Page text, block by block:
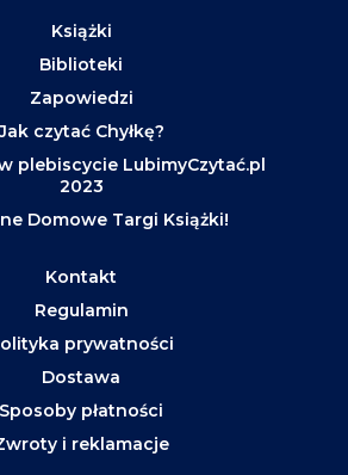
Książki
Biblioteki
Zapowiedzi
czytać Chyłkę?
plebiscycie LubimyCzytać.pl
2023
Domowe Targi Książki!
Kontakt
Regulamin
prywatności
Dostawa
Sposoby płatności
i reklamacje